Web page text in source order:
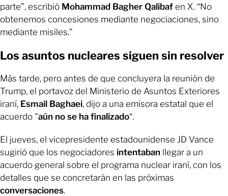
parte”, escribió Mohammad Bagher Qalibaf en X. “No
obtenemos concesiones mediante negociaciones, sino
mediante misiles.”
Los asuntos nucleares siguen sin resolver
Más tarde, pero antes de que concluyera la reunión de
Trump, el portavoz del Ministerio de Asuntos Exteriores
iraní, Esmail Baghaei, dijo a una emisora estatal que el
acuerdo "aún no se ha finalizado“.
El jueves, el vicepresidente estadounidense JD Vance
sugirió que los negociadores intentaban llegar a un
acuerdo general sobre el programa nuclear iraní, con los
detalles que se concretarán en las próximas
conversaciones.